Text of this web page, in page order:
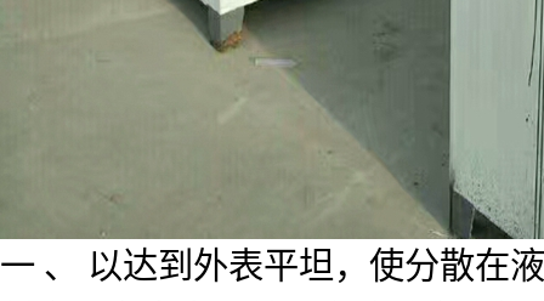
一 、 以达到外表平坦，使分散在